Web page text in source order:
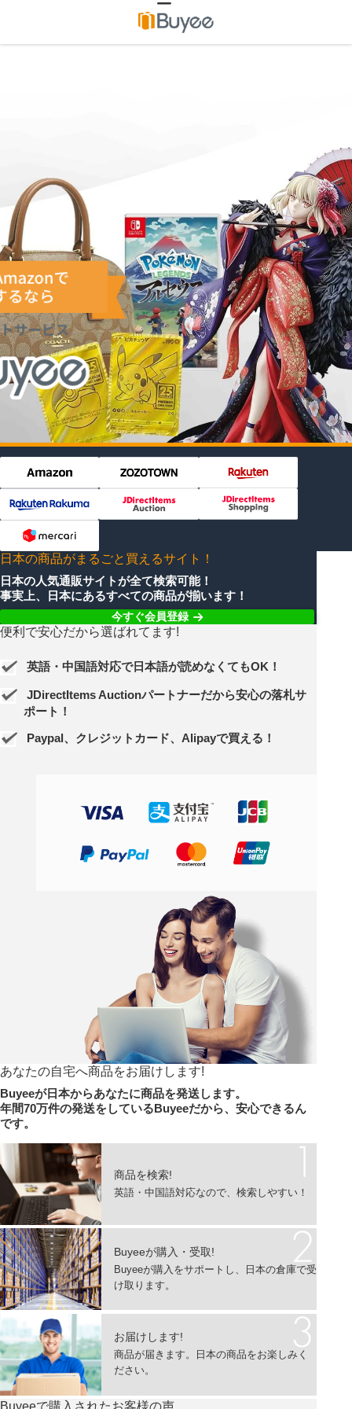
日本の商品がまるごと買えるサイト！
日本の人気通販サイトが全て検索可能！
事実上、日本にあるすべての商品が揃います！
今すぐ会員登録
便利で安心だから選ばれてます!
英語・中国語対応で日本語が読めなくてもOK！
JDirectItems Auctionパートナーだから安心の落札サ
ポート！
Paypal、クレジットカード、Alipayで買える！
あなたの自宅へ商品をお届けします!
Buyeeが日本からあなたに商品を発送します。
年間70万件の発送をしているBuyeeだから、安心できるん
です。
商品を検索!
英語・中国語対応なので、検索しやすい！
Buyeeが購入・受取!
Buyeeが購入をサポートし、
日本の倉庫で受
け取ります。
お届けします!
商品が届きます。
日本の商品をお楽しみく
ださい。
Buyeeで購入されたお客様の声